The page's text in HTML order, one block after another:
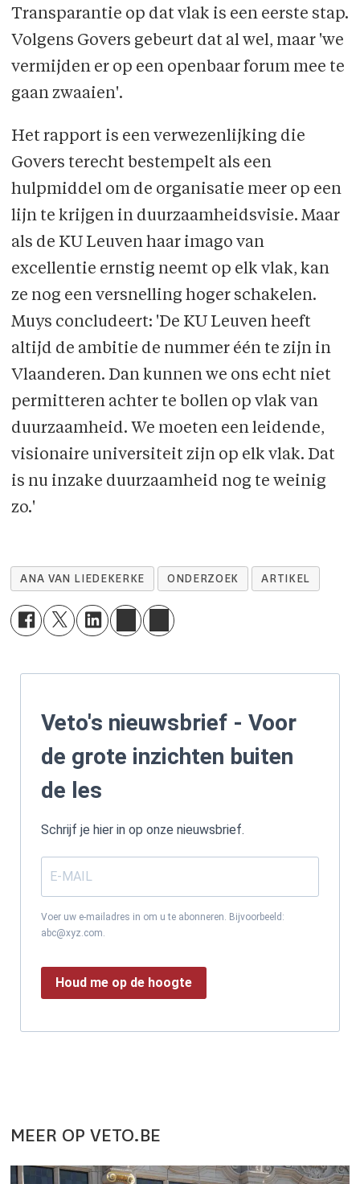
Transparantie op dat vlak is een eerste stap.
Volgens Govers gebeurt dat al wel, maar 'we
vermijden er op een openbaar forum mee te
gaan zwaaien'.
Het rapport is een verwezenlijking die
Govers terecht bestempelt als een
hulpmiddel om de organisatie meer op een
lijn te krijgen in duurzaamheidsvisie. Maar
als de KU Leuven haar imago van
excellentie ernstig neemt op elk vlak, kan
ze nog een versnelling hoger schakelen.
Muys concludeert: 'De KU Leuven heeft
altijd de ambitie de nummer één te zijn in
Vlaanderen. Dan kunnen we ons echt niet
permitteren achter te bollen op vlak van
duurzaamheid. We moeten een leidende,
visionaire universiteit zijn op elk vlak. Dat
is nu inzake duurzaamheid nog te weinig
zo.'
ANA VAN LIEDEKERKE ONDERZOEK ARTIKEL
Veto's nieuwsbrief - Voor
de grote inzichten buiten
de les
Schrijf je hier in op onze nieuwsbrief.
Voer uw e-mailadres in om u te abonneren. Bijvoorbeeld:
abc@xyz.com.
Houd me op de hoogte
MEER OP VETO.BE